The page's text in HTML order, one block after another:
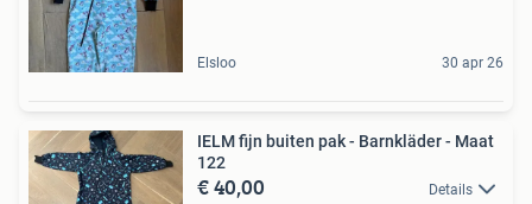
Elsloo 30 apr 26
IELM fijn buiten pak - Barnkläder - Maat
122
€ 40,00 Details